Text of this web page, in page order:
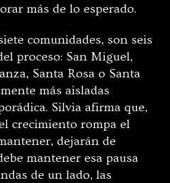
más de lo esperado.
comunidades, son seis
proceso: San Miguel,
Santa Rosa o Santa
más aisladas
Silvia afirma que,
crecimiento rompa el
dejarán de
mantener esa pausa
de un lado, las